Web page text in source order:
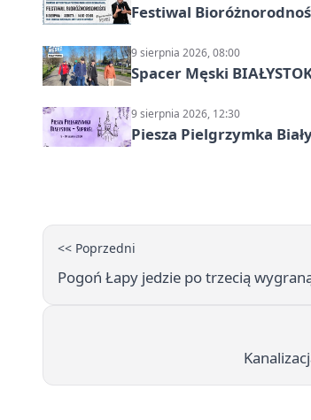
Festiwal
9 sierpnia 2026, 08:00
Spacer Męski
9 sierpnia 2026, 12:30
Piesza Pielgrzymka
<< Poprzedni
Pogoń Łapy jedzie po trzecią